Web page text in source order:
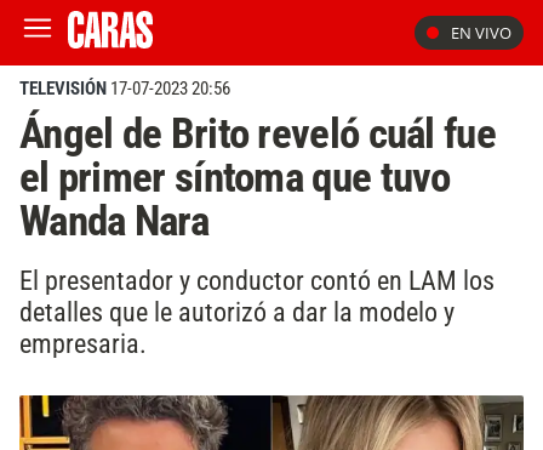
EN VIVO
TELEVISIÓN 17-07-2023 20:56
Ángel de Brito reveló cuál fue
el primer síntoma que tuvo
Wanda Nara
El presentador y conductor contó en LAM los
detalles que le autorizó a dar la modelo y
empresaria.